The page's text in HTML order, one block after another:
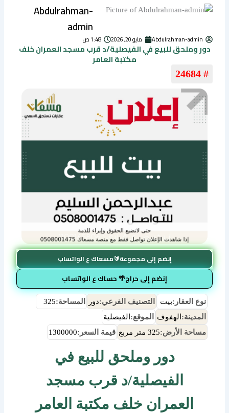
Abdulrahman-
admin
Abdulrahman-admin مايو 20, 2026 1:48 ص
دور وملحق للبيع في الفيصلية/د قرب مسجد العمران خلف
مكتبة العامر
# 24684
إنضم إلى مجموعة🔰مسعاك ع الواتساب
إنضم إلى حراج🌴 حساك ع الواتساب
نوع العقار:بيت التصنيف الفرعي:دور المساحة:325
المدينة: الهفوف الموقع: الفيصلية
مساحة الأرض:325 متر مربع قيمة السعر:1300000
دور وملحق للبيع في
الفيصلية/د قرب مسجد
العمران خلف مكتبة العامر